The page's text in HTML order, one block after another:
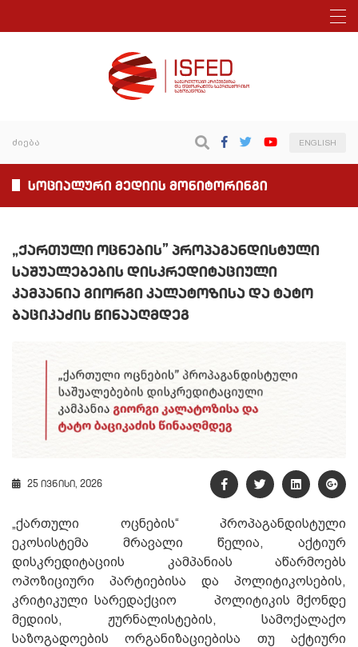
ENGLISH
სოციალური მედიის მონიტორინგი
„ქართული ოცნების” პროპაგანდისტული
საშუალებების დისკრედიტაციული
კამპანია გიორგი კალატოზისა და ტატო
ბაციკაძის წინააღმდეგ
25 ივნისი, 2026
„ქართული ოცნების“ პროპაგანდისტული
ეკოსისტემა მრავალი წელია, აქტიურ
დისკრედიტაციის კამპანიას აწარმოებს
ოპოზიციური პარტიებისა და პოლიტიკოსების,
კრიტიკული სარედაქციო პოლიტიკის მქონდე
მედიის, ჟურნალისტების, სამოქალაქო
საზოგადოების ორგანიზაციებისა თუ აქტიური